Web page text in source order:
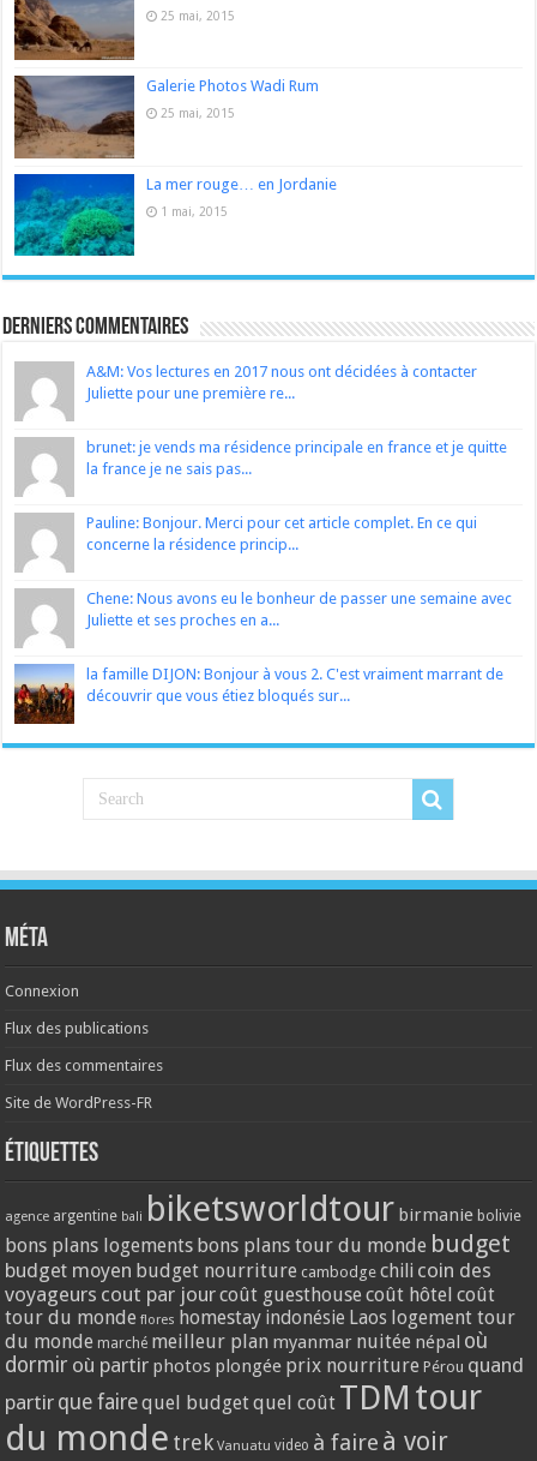
25 mai, 2015
Galerie Photos Wadi Rum
25 mai, 2015
La mer rouge… en Jordanie
1 mai, 2015
Derniers Commentaires
A&M: Vos lectures en 2017 nous ont décidées à contacter
Juliette pour une première re...
brunet: je vends ma résidence principale en france et je quitte
la france je ne sais pas...
Pauline: Bonjour. Merci pour cet article complet. En ce qui
concerne la résidence princip...
Chene: Nous avons eu le bonheur de passer une semaine avec
Juliette et ses proches en a...
la famille DIJON: Bonjour à vous 2. C'est vraiment marrant de
découvrir que vous étiez bloqués sur...
Méta
Connexion
Flux des publications
Flux des commentaires
Site de WordPress-FR
Étiquettes
agence argentine bali biketsworldtour birmanie bolivie
bons plans logements bons plans tour du monde budget
budget moyen budget nourriture cambodge chili coin des
voyageurs cout par jourcoût guesthouse coût hôtel coût
tour du monde flores homestay indonésie Laos logement tour
du monde marché meilleur plan myanmar nuitée népal où
dormir où partir photos plongée prix nourriture Pérou quand
partir que fairequel budgetquel coût TDM tour
du monde trek Vanuatu video à faire à voir